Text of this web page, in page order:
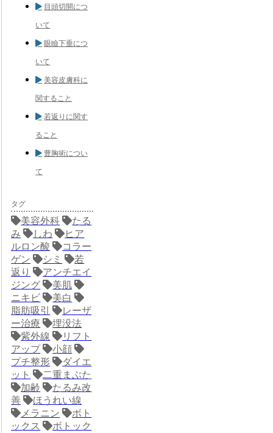
目頭切開につ
いて
眼瞼下垂につ
いて
美容皮膚科に
関すること
若返りに関す
ること
豊胸術につい
て
タグ
美容外科
たる
み
しわ
ヒア
ルロン酸
コラー
ゲン
シミ
若
返り
アンチエイ
ジング
美肌
ニキビ
美白
脂肪吸引
レーザ
ー治療
埋没法
紫外線
リフト
アップ
小顔
プチ整形
ダイエ
ット
二重まぶた
加齢
たるみ改
善
ほうれい線
メラニン
ボト
ックス
ボトック